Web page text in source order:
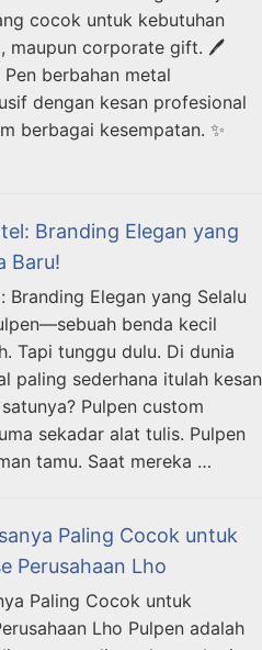
cocok untuk kebutuhan
maupun corporate gift. 🖊️
berbahan metal
dengan kesan profesional
berbagai kesempatan. ✨
Branding Elegan yang
Baru!
Branding Elegan yang Selalu
benda kecil
Tapi tunggu dulu. Di dunia
paling sederhana itulah kesan
Pulpen custom
sekadar alat tulis. Pulpen
tamu. Saat mereka …
Paling Cocok untuk
Perusahaan Lho
Paling Cocok untuk
Lho Pulpen adalah